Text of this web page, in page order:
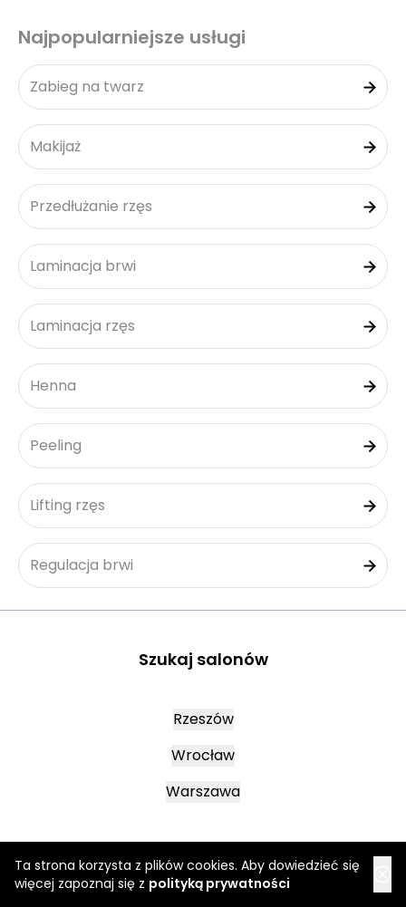
Ta strona korzysta z plików cookies. Aby dowiedzieć się
więcej zapoznaj się z polityką prywatności
Najpopularniejsze usługi
Zabieg na twarz
Makijaż
Przedłużanie rzęs
Laminacja brwi
Laminacja rzęs
Henna
Peeling
Lifting rzęs
Regulacja brwi
Szukaj salonów
Rzeszów
Wrocław
Warszawa
Oława
Kraków